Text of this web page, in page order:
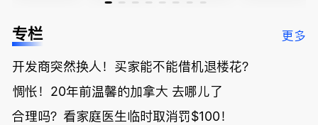
低；免费狂
送50万磅蔬
温“丑陋土
豆日”冲击
吉尼斯纪
录；惨！留
官：太假
欠款多出$1
9万；突
发！无辜男
孩温哥华市
底；做顿饭
单；房市崩
盘前兆？加
国租赁市场
恐迎暴跌危
夫妻住进殡
专栏 更多
开发商突然换人！买家能不能借机退楼花？
惆怅！20年前温馨的加拿大 去哪儿了
合理吗？看家庭医生临时取消罚$100！